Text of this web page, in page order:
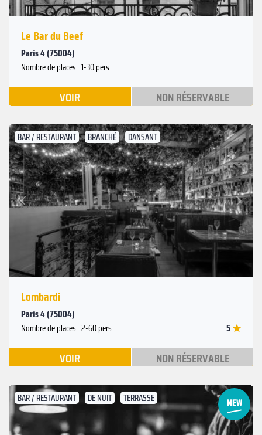
Le Bar du Beef
Paris 4 (75004)
Nombre de places : 1-30 pers.
VOIR NON RÉSERVABLE
BAR / RESTAURANT BRANCHÉ DANSANT
Précédent
Suivant
Lombardi
Paris 4 (75004)
Nombre de places : 2-60 pers. 5
VOIR NON RÉSERVABLE
BAR / RESTAURANT DE NUIT TERRASSE